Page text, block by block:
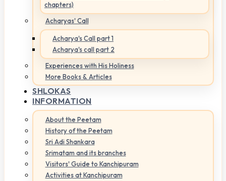
chapters)
Acharyas' Call
Acharya's Call part 1
Acharya's call part 2
Experiences with His Holiness
More Books & Articles
SHLOKAS
INFORMATION
About the Peetam
History of the Peetam
Sri Adi Shankara
Srimatam and its branches
Visitors' Guide to Kanchipuram
Activities at Kanchipuram